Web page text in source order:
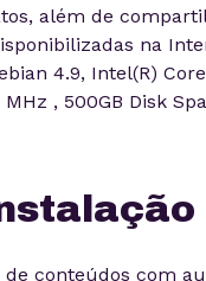
além de
na
4.9, Intel(R)
, 500GB Disk
de conteúdos com